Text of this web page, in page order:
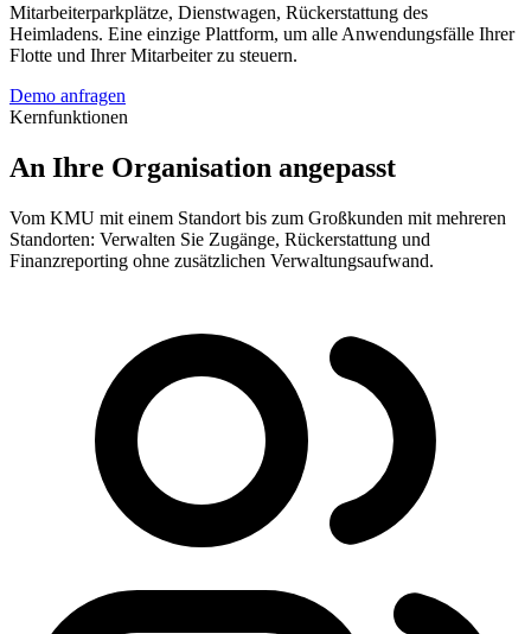
Mitarbeiterparkplätze, Dienstwagen, Rückerstattung des
Heimladens. Eine einzige Plattform, um alle Anwendungsfälle Ihrer
Flotte und Ihrer Mitarbeiter zu steuern.
Demo anfragen
Kernfunktionen
An Ihre Organisation angepasst
Vom KMU mit einem Standort bis zum Großkunden mit mehreren
Standorten: Verwalten Sie Zugänge, Rückerstattung und
Finanzreporting ohne zusätzlichen Verwaltungsaufwand.